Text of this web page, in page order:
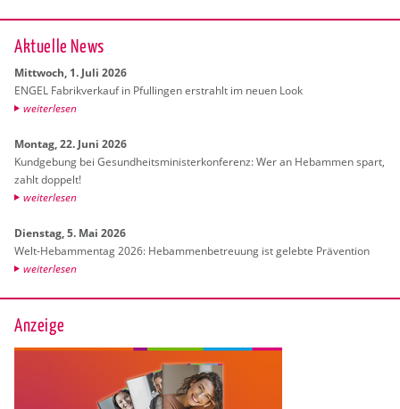
Ak­tu­el­le News
Mitt­woch, 1. Juli 2026
ENGEL Fa­brik­ver­kauf in Pful­lin­gen er­strahlt im neuen Look
wei­ter­le­sen
Mon­tag, 22. Juni 2026
Kund­ge­bung bei Ge­sund­heits­mi­nis­ter­kon­fe­renz: Wer an Heb­am­men spart,
zahlt dop­pelt!
wei­ter­le­sen
Diens­tag, 5. Mai 2026
Welt-Heb­am­men­tag 2026: Heb­am­men­be­treu­ung ist ge­leb­te Prä­ven­ti­on
wei­ter­le­sen
Anzeige